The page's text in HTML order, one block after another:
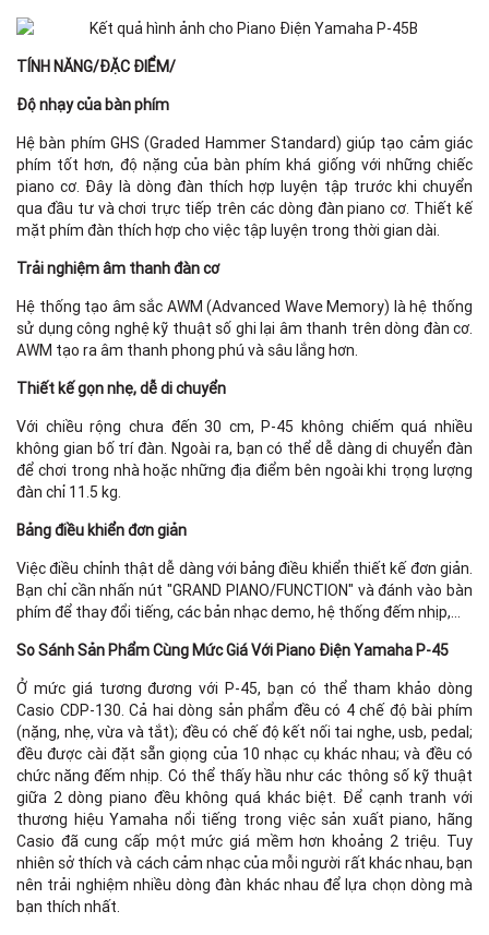
TÍNH NĂNG/ĐẶC ĐIỂM/
Độ nhạy của bàn phím
Hệ bàn phím GHS (Graded Hammer Standard) giúp tạo cảm giác
phím tốt hơn, độ nặng của bàn phím khá giống với những chiếc
piano cơ. Đây là dòng đàn thích hợp luyện tập trước khi chuyển
qua đầu tư và chơi trực tiếp trên các dòng đàn piano cơ. Thiết kế
mặt phím đàn thích hợp cho việc tập luyện trong thời gian dài.
Trải nghiệm âm thanh đàn cơ
Hệ thống tạo âm sắc AWM (Advanced Wave Memory) là hệ thống
sử dụng công nghệ kỹ thuật số ghi lại âm thanh trên dòng đàn cơ.
AWM tạo ra âm thanh phong phú và sâu lắng hơn.
Thiết kế gọn nhẹ, dễ di chuyển
Với chiều rộng chưa đến 30 cm, P-45 không chiếm quá nhiều
không gian bố trí đàn. Ngoài ra, bạn có thể dễ dàng di chuyển đàn
để chơi trong nhà hoặc những địa điểm bên ngoài khi trọng lượng
đàn chỉ 11.5 kg.
Bảng điều khiển đơn giản
Việc điều chỉnh thật dễ dàng với bảng điều khiển thiết kế đơn giản.
Bạn chỉ cần nhấn nút "GRAND PIANO/FUNCTION" và đánh vào bàn
phím để thay đổi tiếng, các bản nhạc demo, hệ thống đếm nhịp,…
So Sánh Sản Phẩm Cùng Mức Giá Với Piano Điện Yamaha P-45
Ở mức giá tương đương với P-45, bạn có thể tham khảo dòng
Casio CDP-130. Cả hai dòng sản phẩm đều có 4 chế độ bài phím
(nặng, nhẹ, vừa và tắt); đều có chế độ kết nối tai nghe, usb, pedal;
đều được cài đặt sẵn giọng của 10 nhạc cụ khác nhau; và đều có
chức năng đếm nhịp. Có thể thấy hầu như các thông số kỹ thuật
giữa 2 dòng piano đều không quá khác biệt. Để cạnh tranh với
thương hiệu Yamaha nổi tiếng trong việc sản xuất piano, hãng
Casio đã cung cấp một mức giá mềm hơn khoảng 2 triệu. Tuy
nhiên sở thích và cách cảm nhạc của mỗi người rất khác nhau, bạn
nên trải nghiệm nhiều dòng đàn khác nhau để lựa chọn dòng mà
bạn thích nhất.